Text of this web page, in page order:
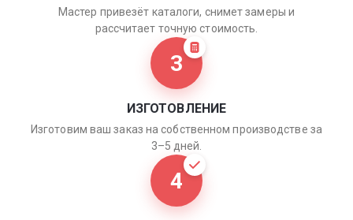
Мастер привезёт каталоги, снимет замеры и
рассчитает точную стоимость.
3
ИЗГОТОВЛЕНИЕ
Изготовим ваш заказ на собственном производстве за
3–5 дней.
4